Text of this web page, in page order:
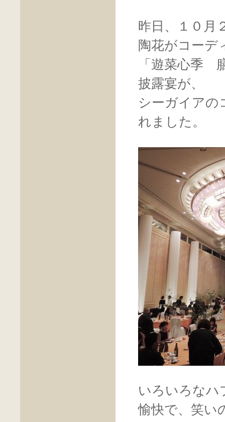
昨日、１０月
陶花がコーデ
「遊菜心季
披露宴が、
シーガイアの
れました。
いろいろなハ
愉快で、笑い